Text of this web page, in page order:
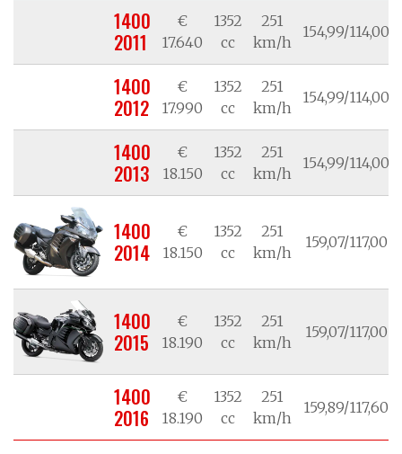
1400
2011
€
17.640
1352
cc
251
km/h
154,99/114,00
1400
2012
€
17.990
1352
cc
251
km/h
154,99/114,00
1400
2013
€
18.150
1352
cc
251
km/h
154,99/114,00
1400
2014
€
18.150
1352
cc
251
km/h
159,07/117,00
1400
2015
€
18.190
1352
cc
251
km/h
159,07/117,00
1400
2016
€
18.190
1352
cc
251
km/h
159,89/117,60